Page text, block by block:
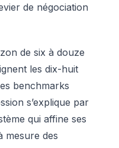
de négociation
de six à douze
les dix-huit
benchmarks
s’explique par
qui affine ses
mesure des